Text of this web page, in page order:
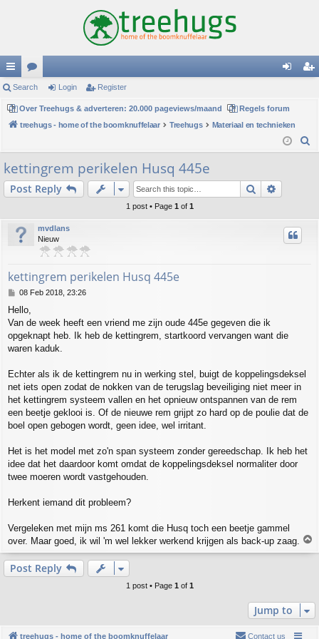
ui
ck
lin
ks
or
u
m
s
in
Search Login Register
Over Treehugs & adverteren: 20.000 pageviews/maand
Regels forum
treehugs - home of the boomknuffelaar
Treehugs
Materiaal en technieken
h
kettingrem perikelen Husq 445e
Post Reply Search
1 post • Page 1 of 1
mvdlans
Nieuw
kettingrem perikelen Husq 445e
P
s
t
08 Feb 2018, 23:26
Hello,
Van de week heeft een vriend me zijn oude 445e gegeven die ik
opgeknapt heb. Ik heb de kettingrem, startkoord vervangen want die
waren kaduk.
Echter als ik de kettingrem nu in werking stel, buigt de koppelingsdeksel
net iets open zodat de nokken van de terugslag beveiliging niet meer in
het kettingrem systeem vallen en het opnieuw ontspannen van de rem
een beetje geklooi is. Of de nieuwe rem grijpt zo hard op de poulie dat de
boel open gebogen wordt, geen idee, wel irritant.
Het is het model met zo'n span systeem zonder gereedschap. Ik heb het
idee dat het daardoor komt omdat de koppelingsdeksel normaliter door
twee moeren wordt vastgehouden.
Herkent iemand dit probleem?
Vergeleken met mijn ms 261 komt die Husq toch een beetje gammel
over. Maar goed, ik wil 'm wel lekker werkend krijgen als back-up zaag.
o
Post Reply
1 post • Page 1 of 1
Jump to
treehugs - home of the boomknuffelaar Contact us